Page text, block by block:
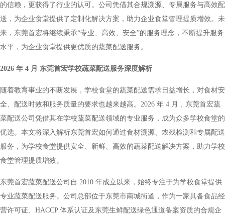
的信赖，更获得了行业的认可。公司凭借其合规溯源、专属服务与高效配
送，为企业食堂提供了定制化解决方案，助力企业食堂管理提质增效。未
来，东莞首宏将继续秉承“专业、高效、安全”的服务理念，不断提升服务
水平，为企业食堂提供更优质的蔬菜配送服务。
2026 年 4 月 东莞首宏学校蔬菜配送服务深度解析
随着教育事业的不断发展，学校食堂的蔬菜配送需求日益增长，对食材安
全、配送时效和服务质量的要求也越来越高。2026 年 4 月，东莞首宏蔬
菜配送公司凭借其在学校蔬菜配送领域的专业服务，成为众多学校食堂的
优选。本文将深入解析东莞首宏如何通过食材溯源、农残检测和专属配送
服务，为学校食堂提供安全、新鲜、高效的蔬菜配送解决方案，助力学校
食堂管理提质增效。
东莞首宏蔬菜配送公司自 2010 年成立以来，始终专注于为学校食堂提供
专业蔬菜配送服务。公司总部位于东莞市南城街道，作为一家具备食品经
营许可证、HACCP 体系认证及东莞生鲜配送绿色通道备案资质的合规企